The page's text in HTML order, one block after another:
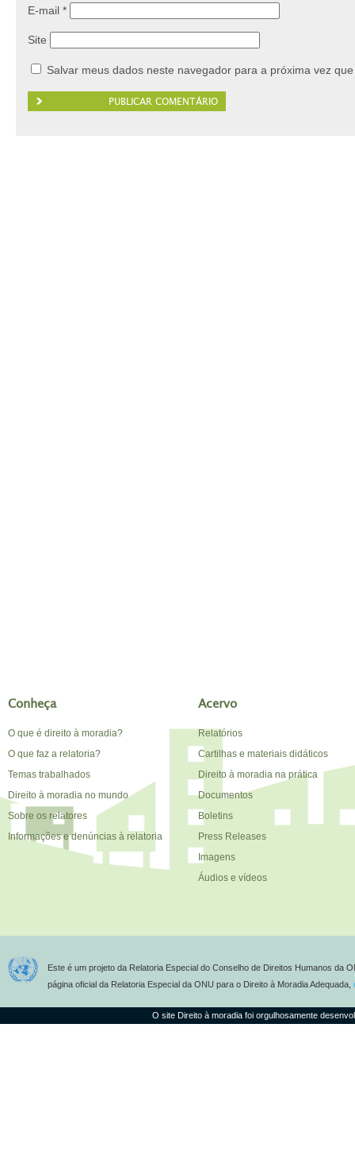
E-mail *
Site
Salvar meus dados neste navegador para a próxima vez
Conheça
O que é direito à moradia?
O que faz a relatoria?
Temas trabalhados
Direito à moradia no mundo
Sobre os relatores
Informações e denúncias à relatoria
Acervo
Relatórios
Cartilhas e materiais didáticos
Direito à moradia na prática
Documentos
Boletins
Press Releases
Imagens
Áudios e vídeos
Este é um projeto da Relatoria Especial do Conselho de Direitos Humanos da
página oficial da Relatoria Especial da ONU para o Direito à Moradia Adequada,
O site Direito à moradia foi orgulhosamente